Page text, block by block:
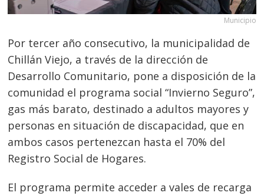
Municipio
Por tercer año consecutivo, la municipalidad de
Chillán Viejo, a través de la dirección de
Desarrollo Comunitario, pone a disposición de la
comunidad el programa social “Invierno Seguro”,
gas más barato, destinado a adultos mayores y
personas en situación de discapacidad, que en
ambos casos pertenezcan hasta el 70% del
Registro Social de Hogares.
El programa permite acceder a vales de recarga